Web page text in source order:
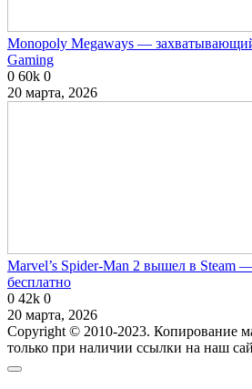
Monopoly Megaways —
Gaming
0 60k 0
20 марта, 2026
Marvel’s Spider-Man 2 вышел в Steam
бесплатно
0 42k 0
20 марта, 2026
Copyright © 2010-2023. Копирование
только при наличии ссылки на наш